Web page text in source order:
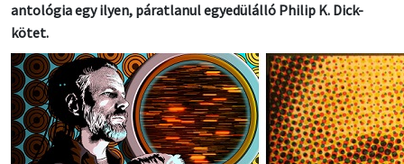
antológia egy ilyen, páratlanul egyedülálló Philip K. Dick-
kötet.